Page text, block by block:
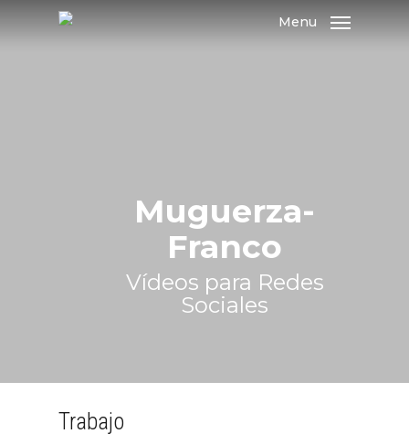
Menu
Muguerza-
Franco
Vídeos para Redes
Sociales
Trabajo